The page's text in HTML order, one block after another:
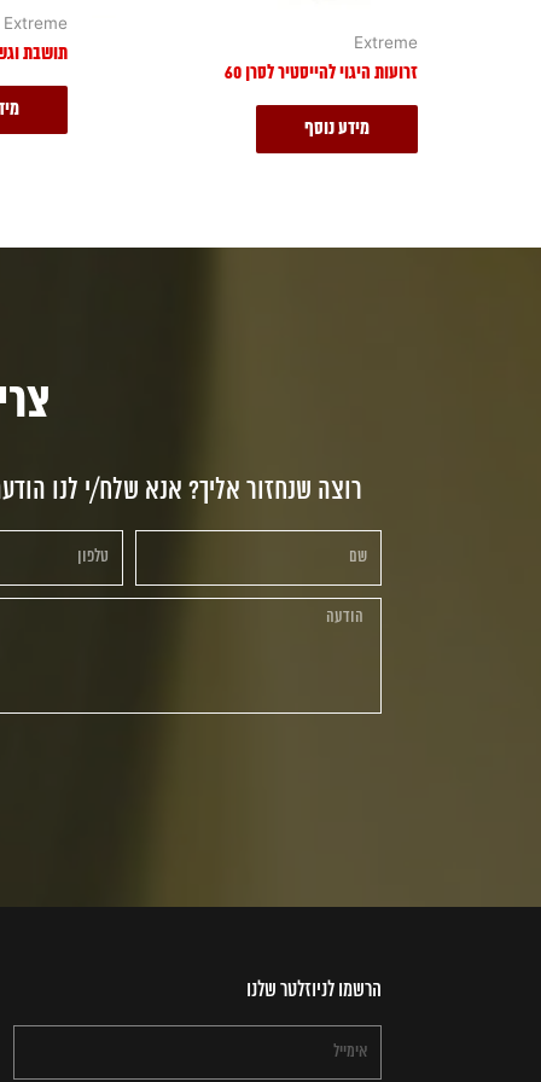
Extreme
זרועות היגוי להייסטיר לסרן 60
מידע נוסף
Extreme
תושבת
רוצה שנחזור אליך? אנא שלח/י לנו
הרשמו לניוזלטר שלנו